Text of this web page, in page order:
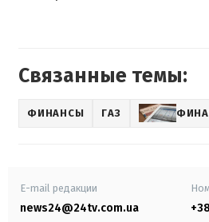
Связанные темы:
ФИНАНСЫ ГАЗ
E-mail редакции
news24@24tv.com.ua